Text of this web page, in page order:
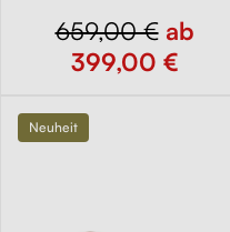
659,00 €ab
399,00 €
Neuheit